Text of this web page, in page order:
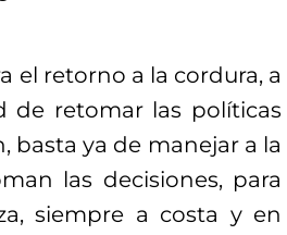
el retorno a la cordura, a
de retomar las políticas
basta ya de manejar a la
las decisiones, para
siempre a costa y en